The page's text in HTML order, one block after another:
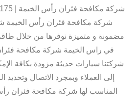
شركة مكافحة فئران رأس الخيمة
مضمونة و متميزة نوفرها من خلال
في راس الخيمة شركة مكافحة
شركتنا سيارات حديثة مزودة بكافة
إلى العملاء وبمجرد الاتصال وتحديد
المناسب لها شركة مكافحة فئران